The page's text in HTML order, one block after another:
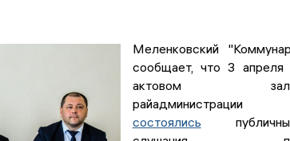
Меленковский
сообщает, что 3 апреля
актовом
райадминистрации
состоялись